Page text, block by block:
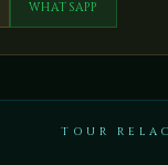
WHATSAPP
TOUR